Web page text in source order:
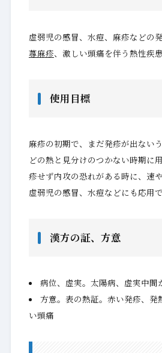
虚弱児の感冒、水痘、麻疹などの
蕁麻疹、激しい頭痛を伴う熱性疾患
使用目標
麻疹の初期で、まだ発疹が出ない
どの熱と見分けのつかない時期に
疹せず内攻の恐れがある時に、速
虚弱児の感冒、水痘などにも応用で
漢方の証、方意
病位、虚実。太陽病、虚実中間
方意。表の熱証。赤い発疹、発
い頭痛